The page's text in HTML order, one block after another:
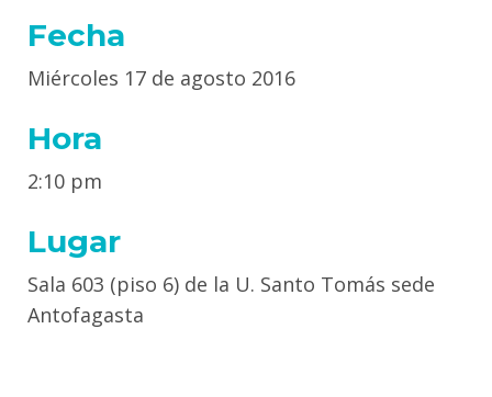
Fecha
Miércoles 17 de agosto 2016
Hora
2:10 pm
Lugar
Sala 603 (piso 6) de la U. Santo Tomás sede
Antofagasta